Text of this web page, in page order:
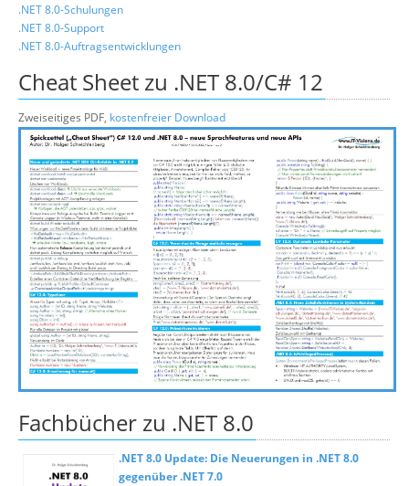
.NET 8.0-Schulungen
.NET 8.0-Support
.NET 8.0-Auftragsentwicklungen
Cheat Sheet zu .NET 8.0/C# 12
Zweiseitiges PDF, kostenfreier Download
Fachbücher zu .NET 8.0
.NET 8.0 Update: Die Neuerungen in .NET 8.0
gegenüber .NET 7.0